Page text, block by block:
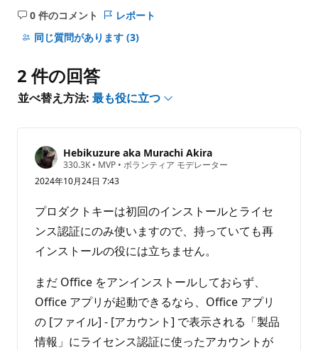
0 件のコメント
コ
メ
は
あ
ま
ん
レポート
同じ質問があります (3)
2 件の回答
並べ替え方法: 最も役に立つ
Hebikuzure aka Murachi Akira
330.3K 評
価
の
イ
ン
ト
• MVP • ボランティア モデレーター
2024年10月24日 7:43
プロダクトキーは初回のインストールとライセ
ンス認証にのみ使いますので、持っていても再
インストールの役には立ちません。
まだ Office をアンインストールしておらず、
Office アプリが起動できるなら、Office アプリ
の [ファイル] - [アカウント] で表示される「製品
情報」にライセンス認証に使ったアカウントが